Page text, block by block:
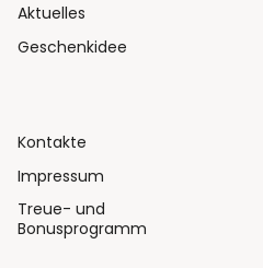
Aktuelles
Geschenkidee
Kontakte
Impressum
Treue- und
Bonusprogramm